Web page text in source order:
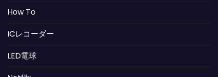
How To
ICレコーダー
LED電球